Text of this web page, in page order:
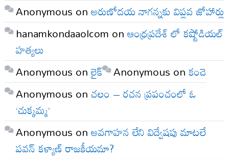
Anonymous onఅరుణోదయ నాగన్నకు విప్లవ జోహార్లు
hanamkondaaolcom onఆంధ్రప్రదేశ్ లో కష్టోడియల్
హత్యలు
Anonymous onలైక్ Anonymous onకంచె
Anonymous onచలం – రచన ప్రపంచంలో ఓ
‘చుక్కమ్మ’
Anonymous onఅవగాహన లేని విద్వేషపు మాటలే
పవన్ కళ్యాణ్ రాజకీయమా?